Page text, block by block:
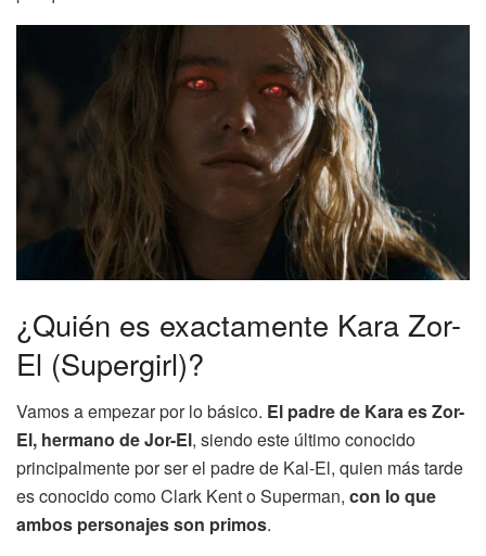
¿Quién es exactamente Kara Zor-
El (Supergirl)?
Vamos a empezar por lo básico. El padre de Kara es Zor-
El, hermano de Jor-El, siendo este último conocido
principalmente por ser el padre de Kal-El, quien más tarde
es conocido como Clark Kent o Superman, con lo que
ambos personajes son primos.